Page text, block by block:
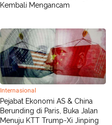
Kembali Mengancam
Internasional
Pejabat Ekonomi AS & China
Berunding di Paris, Buka Jalan
Menuju KTT Trump-Xi Jinping